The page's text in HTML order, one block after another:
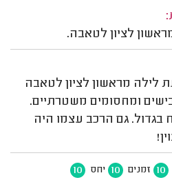
לציון לטאבה.
לילה מראשון לציון לטאבה
ומחסומים משטרתיים.
בגדול. גם הרכב עצמו היה
10 זמנים 10 יחס 10